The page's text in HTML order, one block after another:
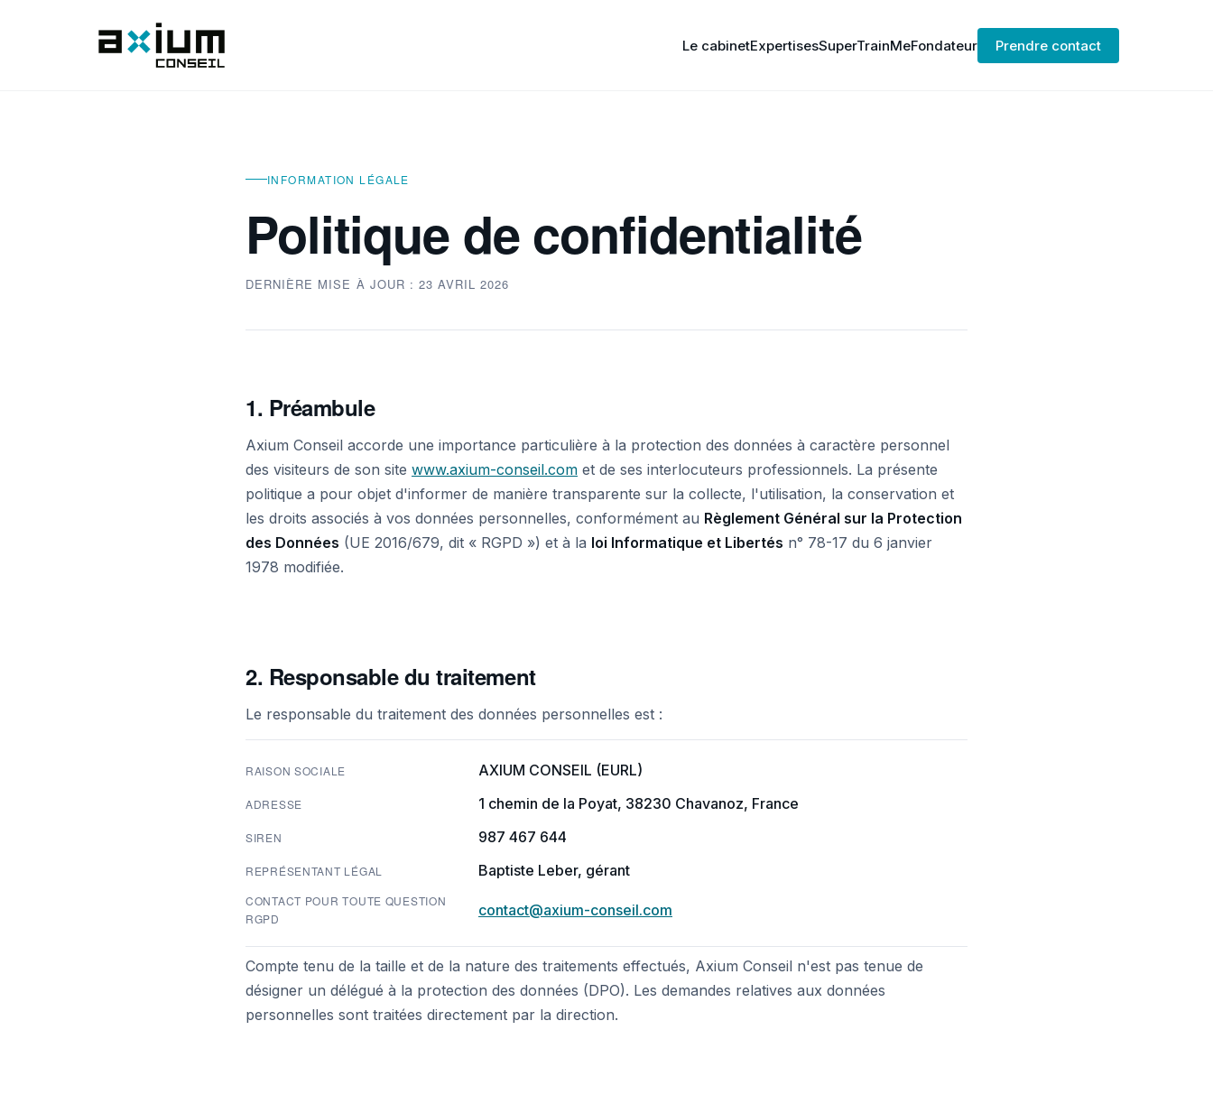
Le cabinetExpertisesSuperTrainMeFondateur Prendre contact
INFORMATION LÉGALE
Politique de confidentialité
DERNIÈRE MISE À JOUR : 23 AVRIL 2026
1. Préambule
Axium Conseil accorde une importance particulière à la protection des données à caractère personnel
des visiteurs de son site www.axium-conseil.com et de ses interlocuteurs professionnels. La présente
politique a pour objet d'informer de manière transparente sur la collecte, l'utilisation, la conservation et
les droits associés à vos données personnelles, conformément au Règlement Général sur la Protection
des Données (UE 2016/679, dit « RGPD ») et à la loi Informatique et Libertés n° 78-17 du 6 janvier
1978 modifiée.
2. Responsable du traitement
Le responsable du traitement des données personnelles est :
RAISON SOCIALE AXIUM CONSEIL (EURL)
ADRESSE 1 chemin de la Poyat, 38230 Chavanoz, France
SIREN 987 467 644
REPRÉSENTANT LÉGAL Baptiste Leber, gérant
CONTACT POUR TOUTE QUESTION
RGPD
contact@axium-conseil.com
Compte tenu de la taille et de la nature des traitements effectués, Axium Conseil n'est pas tenue de
désigner un délégué à la protection des données (DPO). Les demandes relatives aux données
personnelles sont traitées directement par la direction.